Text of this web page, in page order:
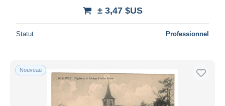
± 3,47 $US
Statut Professionnel
Nouveau